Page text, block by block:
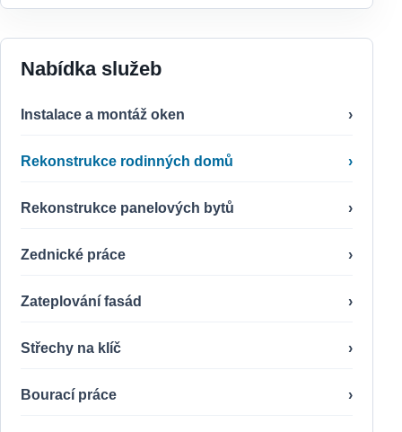
Nabídka služeb
Instalace a montáž oken ›
Rekonstrukce rodinných domů ›
Rekonstrukce panelových bytů ›
Zednické práce ›
Zateplování fasád ›
Střechy na klíč ›
Bourací práce ›